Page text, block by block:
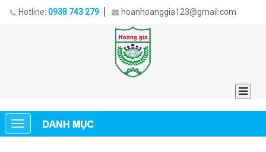
Hotline: 0938 743 279 hoanhoanggia123@gmail.com